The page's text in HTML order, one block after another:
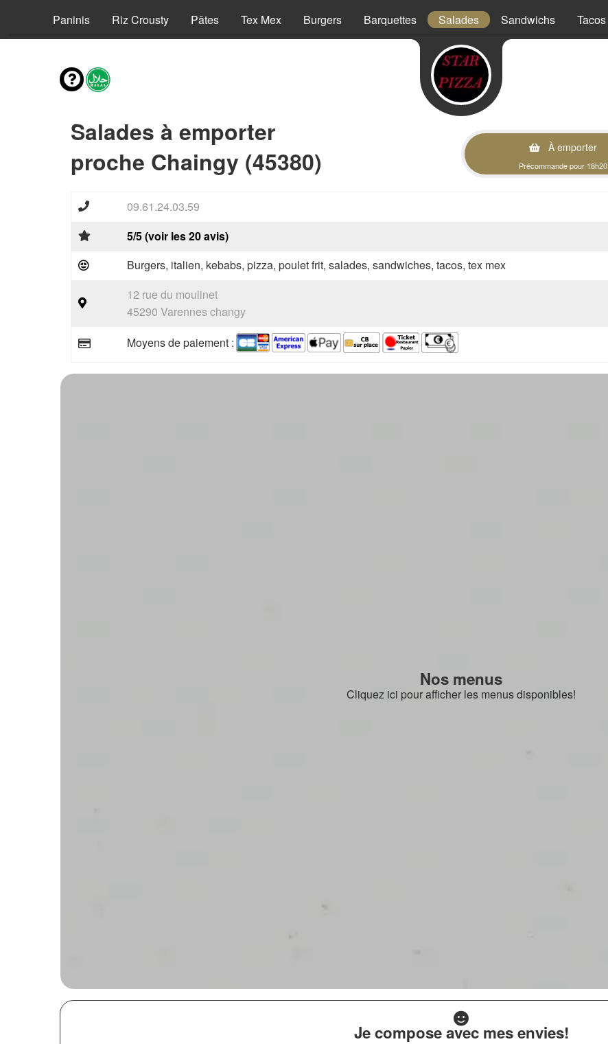
Paninis Riz Crousty Pâtes Tex Mex Burgers Barquettes Salades Sandwichs Tacos
Salades à emporter
proche Chaingy (45380)
À emporter
Précommande pour 18h20
09.61.24.03.59
5/5 (voir les 20 avis)
Burgers, italien, kebabs, pizza, poulet frit, salades, sandwiches, tacos, tex mex
12 rue du moulinet
45290 Varennes changy
Moyens de paiement :
Nos menus
Cliquez ici pour afficher les menus disponibles!
Je compose avec mes envies!